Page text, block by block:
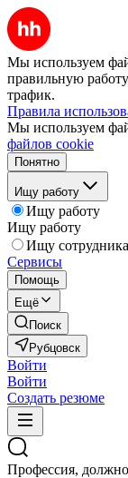
Мы используем
правильную
трафик.
Правила
Мы используем
файлов cookie
Понятно
Ищу работу
Ищу работу
Ищу работу
Ищу сотрудника
Сервисы
Помощь
Ещё
Поиск
Рубцовск
Войти
Войти
Создать резюме
Профессия,